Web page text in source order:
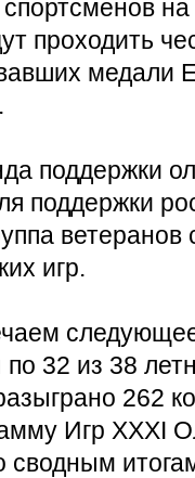
проходить
медали
поддержки
поддержки
игр.
32 из 38
262
Игр XXXI